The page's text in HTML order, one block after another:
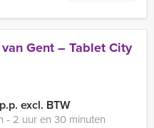
Gent – Tablet City
p.p. excl. BTW
‐ 2 uur en 30 minuten